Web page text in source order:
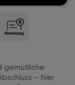
gemütliche
– hier